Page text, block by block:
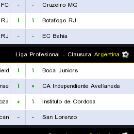
Cruzeiro MG
-
-
Botafogo RJ
۱ ۱
EC Bahia
-
-
Argentina
Liga Profesional - Clausura
Boca Juniors
۱ ۱
CA Independiente Avellaneda
۰ ۱
Instituto de Cordoba
۱ ۰
San Lorenzo
-
-